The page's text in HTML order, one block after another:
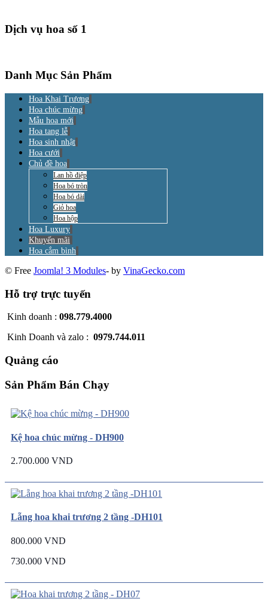
Dịch vụ hoa số 1
Danh Mục Sản Phẩm
Hoa Khai Trương
Hoa chúc mừng
Mẫu hoa mới
Hoa tang lễ
Hoa sinh nhật
Hoa cưới
Chủ đề hoa
Lan hồ điệp
Hoa bó tròn
Hoa bó dài
Giỏ hoa
Hoa hộp
Hoa Luxury
Khuyến mãi
Hoa cắm bình
© Free Joomla! 3 Modules- by VinaGecko.com
Hỗ trợ trực tuyến
Kinh doanh : 098.779.4000
Kinh Doanh và zalo : 0979.744.011
Quảng cáo
Sản Phẩm Bán Chạy
Kệ hoa chúc mừng - DH900
2.700.000 VND
Lẵng hoa khai trương 2 tầng -DH101
800.000 VND
730.000 VND